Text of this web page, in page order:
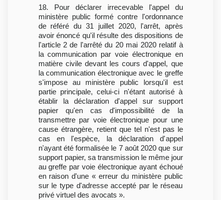
18. Pour déclarer irrecevable l'appel du
ministère public formé contre l'ordonnance
de référé du 31 juillet 2020, l'arrêt, après
avoir énoncé qu'il résulte des dispositions de
l'article 2 de l'arrêté du 20 mai 2020 relatif à
la communication par voie électronique en
matière civile devant les cours d'appel, que
la communication électronique avec le greffe
s'impose au ministère public lorsqu'il est
partie principale, celui-ci n'étant autorisé à
établir la déclaration d'appel sur support
papier qu'en cas d'impossibilité de la
transmettre par voie électronique pour une
cause étrangère, retient que tel n'est pas le
cas en l'espèce, la déclaration d'appel
n'ayant été formalisée le 7 août 2020 que sur
support papier, sa transmission le même jour
au greffe par voie électronique ayant échoué
en raison d'une « erreur du ministère public
sur le type d'adresse accepté par le réseau
privé virtuel des avocats ».